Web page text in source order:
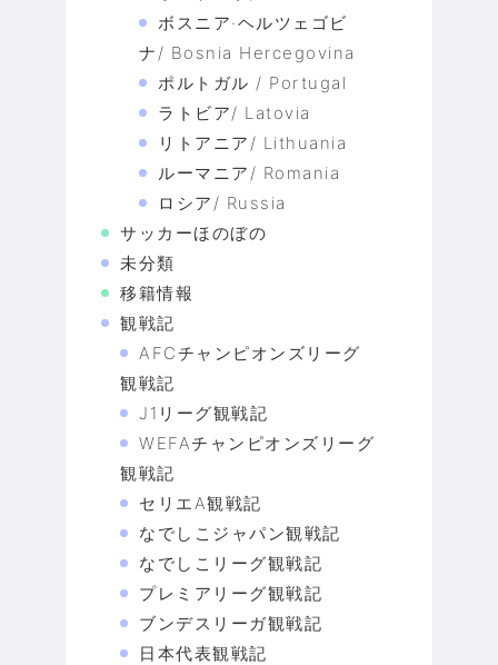
ボスニア·ヘルツェゴビ
ナ/ Bosnia Hercegovina
ポルトガル / Portugal
ラトビア/ Latovia
リトアニア/ Lithuania
ルーマニア/ Romania
ロシア/ Russia
サッカーほのぼの
未分類
移籍情報
観戦記
AFCチャンピオンズリーグ
観戦記
J1リーグ観戦記
WEFAチャンピオンズリーグ
観戦記
セリエA観戦記
なでしこジャパン観戦記
なでしこリーグ観戦記
プレミアリーグ観戦記
ブンデスリーガ観戦記
日本代表観戦記